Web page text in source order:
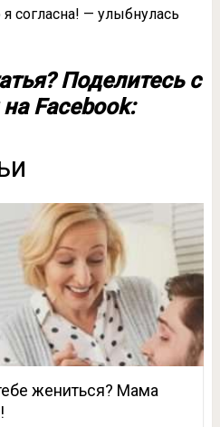
согласна! — улыбнулась
Поделитесь с
Facebook:
жениться? Мама